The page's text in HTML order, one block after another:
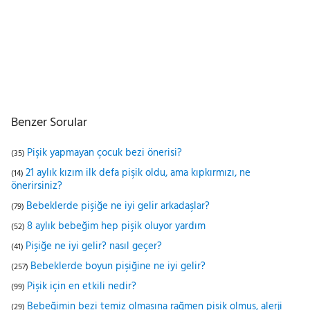
Benzer Sorular
(35) Pişik yapmayan çocuk bezi önerisi?
(14) 21 aylık kızım ilk defa pişik oldu, ama kıpkırmızı, ne
önerirsiniz?
(79) Bebeklerde pişiğe ne iyi gelir arkadaşlar?
(52) 8 aylık bebeğim hep pişik oluyor yardım
(41) Pişiğe ne iyi gelir? nasıl geçer?
(257) Bebeklerde boyun pişiğine ne iyi gelir?
(99) Pişik için en etkili nedir?
(29) Bebeğimin bezi temiz olmasına rağmen pişik olmuş, alerji